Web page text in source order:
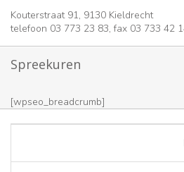
Kouterstraat 91, 9130 Kieldrecht
telefoon 03 773 23 83, fax 03 733 42
Spreekuren
[wpseo_breadcrumb]